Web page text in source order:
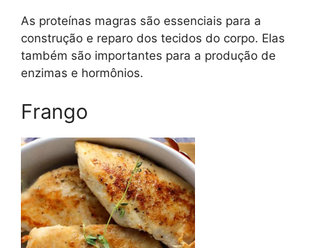
As proteínas magras são essenciais para a
construção e reparo dos tecidos do corpo. Elas
também são importantes para a produção de
enzimas e hormônios.
Frango